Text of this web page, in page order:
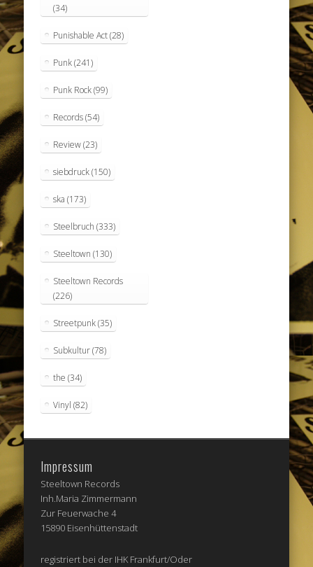
(34)
Punishable Act(28)
Punk(241)
Punk Rock(99)
Records(54)
Review(23)
siebdruck(150)
ska (173)
Steelbruch (333)
Steeltown (130)
Steeltown Records
(226)
Streetpunk(35)
Subkultur(78)
the (34)
Vinyl (82)
Impressum
Steeltown Records
Inh.Maria Zimmermann
Zur Feuerwache 4
15890 Eisenhüttenstadt
registriert bei der IHK Frankfurt/Oder